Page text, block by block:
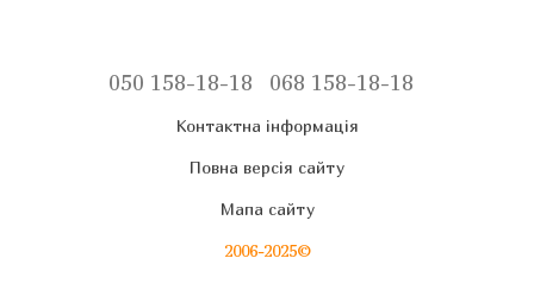
050 158-18-18 068 158-18-18
Контактна інформація
Повна версія сайту
Мапа сайту
2006-2025©